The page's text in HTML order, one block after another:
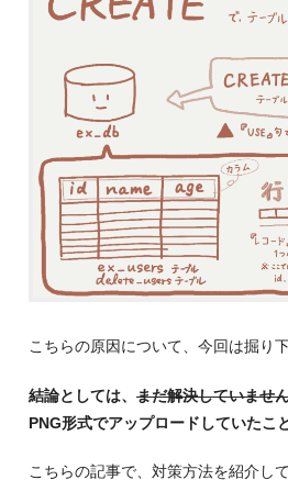
こちらの原因について、今回は掘り
結論としては、 まだ解決していませ
PNG形式でアップロードしていたこ
こちらの記事で、対策方法を紹介して